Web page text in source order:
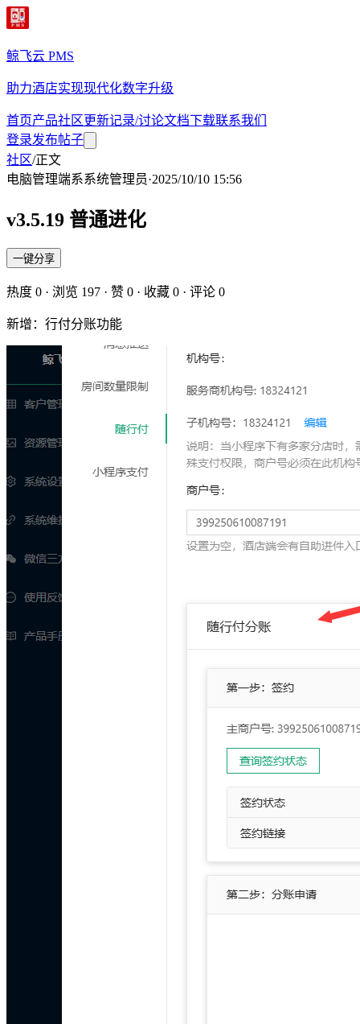
鲸飞云 PMS
助力酒店实现现代化数字升级
首页产品社区更新记录/讨论文档下载联系我们
登录发布帖子
社区/正文
电脑管理端系系统管理员·2025/10/10 15:56
v3.5.19 普通进化
一键分享
热度 0 · 浏览 197 · 赞 0 · 收藏 0 · 评论 0
新增：行付分账功能